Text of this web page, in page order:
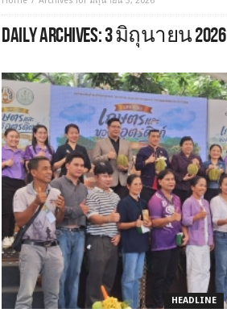
DAILY ARCHIVES:3 มิถุนายน 2026
HEADLINE